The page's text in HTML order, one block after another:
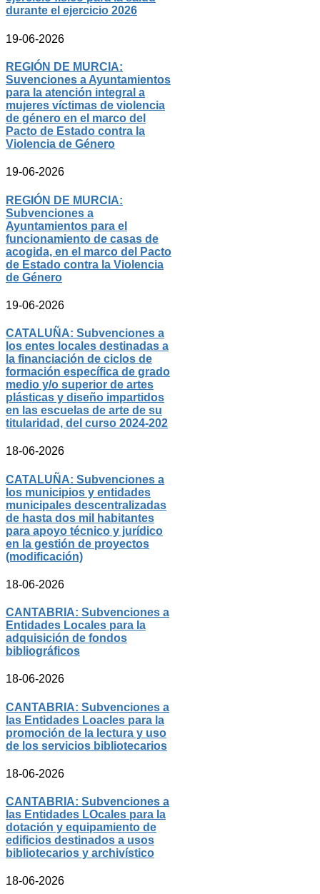
durante el ejercicio 2026
19-06-2026
REGIÓN DE MURCIA:
Suvenciones a Ayuntamientos
para la atención integral a
mujeres víctimas de violencia
de género en el marco del
Pacto de Estado contra la
Violencia de Género
19-06-2026
REGIÓN DE MURCIA:
Subvenciones a
Ayuntamientos para el
funcionamiento de casas de
acogida, en el marco del Pacto
de Estado contra la Violencia
de Género
19-06-2026
CATALUÑA: Subvenciones a
los entes locales destinadas a
la financiación de ciclos de
formación específica de grado
medio y/o superior de artes
plásticas y diseño impartidos
en las escuelas de arte de su
titularidad, del curso 2024-202
18-06-2026
CATALUÑA: Subvenciones a
los municipios y entidades
municipales descentralizadas
de hasta dos mil habitantes
para apoyo técnico y jurídico
en la gestión de proyectos
(modificación)
18-06-2026
CANTABRIA: Subvenciones a
Entidades Locales para la
adquisición de fondos
bibliográficos
18-06-2026
CANTABRIA: Subvenciones a
las Entidades Loacles para la
promoción de la lectura y uso
de los servicios bibliotecarios
18-06-2026
CANTABRIA: Subvenciones a
las Entidades LOcales para la
dotación y equipamiento de
edificios destinados a usos
bibliotecarios y archivístico
18-06-2026